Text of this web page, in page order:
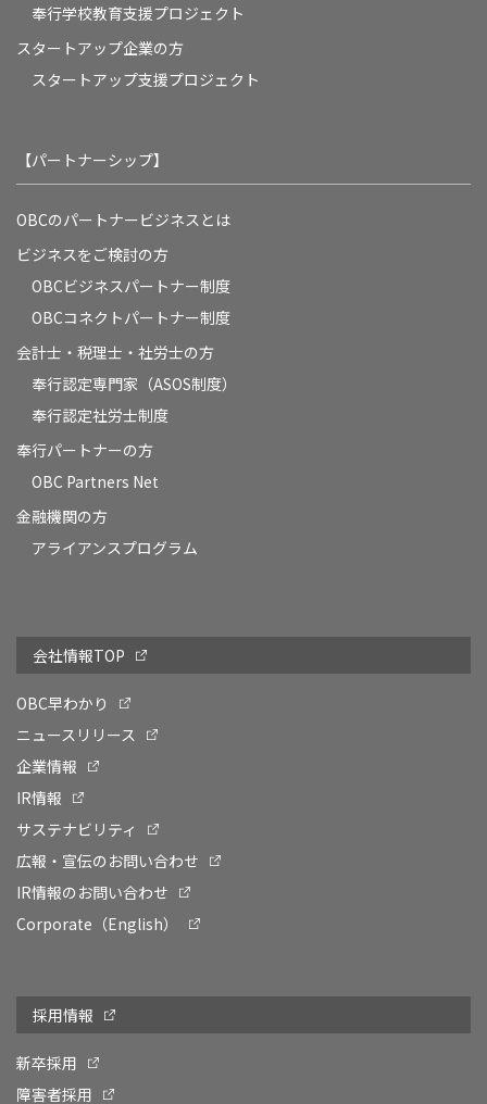
奉⾏学校教育⽀援プロジェクト
スタートアップ企業の方
スタートアップ支援プロジェクト
【パートナーシップ】
OBCのパートナービジネスとは
ビジネスをご検討の方
OBCビジネスパートナー制度
OBCコネクトパートナー制度
会計士・税理士・社労士の方
奉行認定専門家（ASOS制度）
奉行認定社労士制度
奉行パートナーの方
OBC Partners Net
金融機関の方
アライアンスプログラム
会社情報TOP
OBC早わかり
ニュースリリース
企業情報
IR情報
サステナビリティ
広報・宣伝のお問い合わせ
IR情報のお問い合わせ
Corporate（English）
採用情報
新卒採用
障害者採用